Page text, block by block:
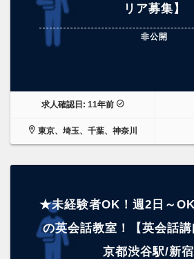
リア募集】
非公開
求人確認日: 11年前
東京、埼玉、千葉、神奈川
★未経験者OK！週2日～
の英会話教室！【英会話
京都渋谷駅/新